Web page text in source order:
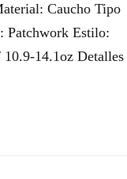
Caucho Tipo
Patchwork Estilo:
14.1oz Detalles